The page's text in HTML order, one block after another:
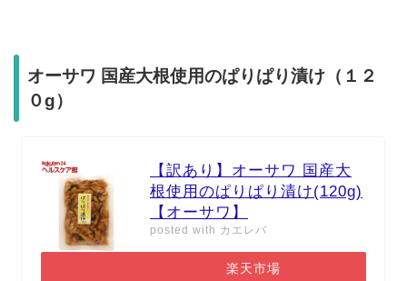
オーサワ 国産大根使用のぱりぱり漬け（１２
０g）
【訳あり】オーサワ 国産大
根使用のぱりぱり漬け(120g)
【オーサワ】
posted with カエレバ
楽天市場